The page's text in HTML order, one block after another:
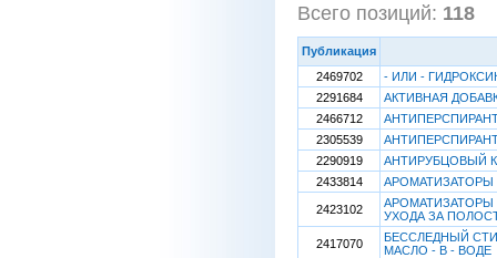
Всего позиций: 118
Публикация
2469702
- ИЛИ -
2291684
АКТИВНАЯ
2466712
2305539
2290919
АНТИРУБЦОВЫЙ
2433814
2423102
УХОДА ЗА
2417070
БЕССЛЕДНЫЙ
МАСЛО - В - ВОДЕ